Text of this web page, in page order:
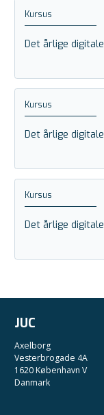
Kursus
Det årlige
Kursus
Det årlige
Kursus
Det årlige
JUC
Axelborg
Vesterbrogade 4A
1620 København V
Danmark